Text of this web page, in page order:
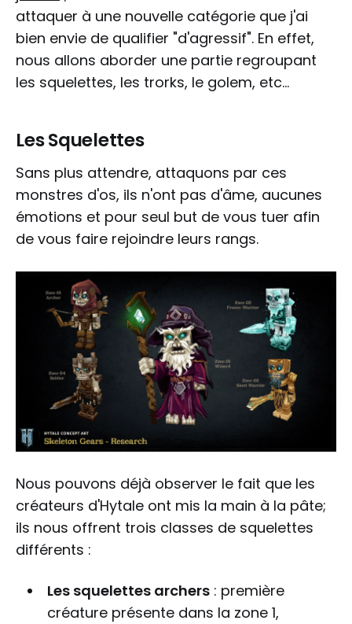
attaquer à une nouvelle catégorie que j'ai
bien envie de qualifier "d'agressif". En effet,
nous allons aborder une partie regroupant
les squelettes, les trorks, le golem, etc...
Les Squelettes
Sans plus attendre, attaquons par ces
monstres d'os, ils n'ont pas d'âme, aucunes
émotions et pour seul but de vous tuer afin
de vous faire rejoindre leurs rangs.
Nous pouvons déjà observer le fait que les
créateurs d'Hytale ont mis la main à la pâte;
ils nous offrent trois classes de squelettes
différents :
Les squelettes archers: première
créature présente dans la zone 1,